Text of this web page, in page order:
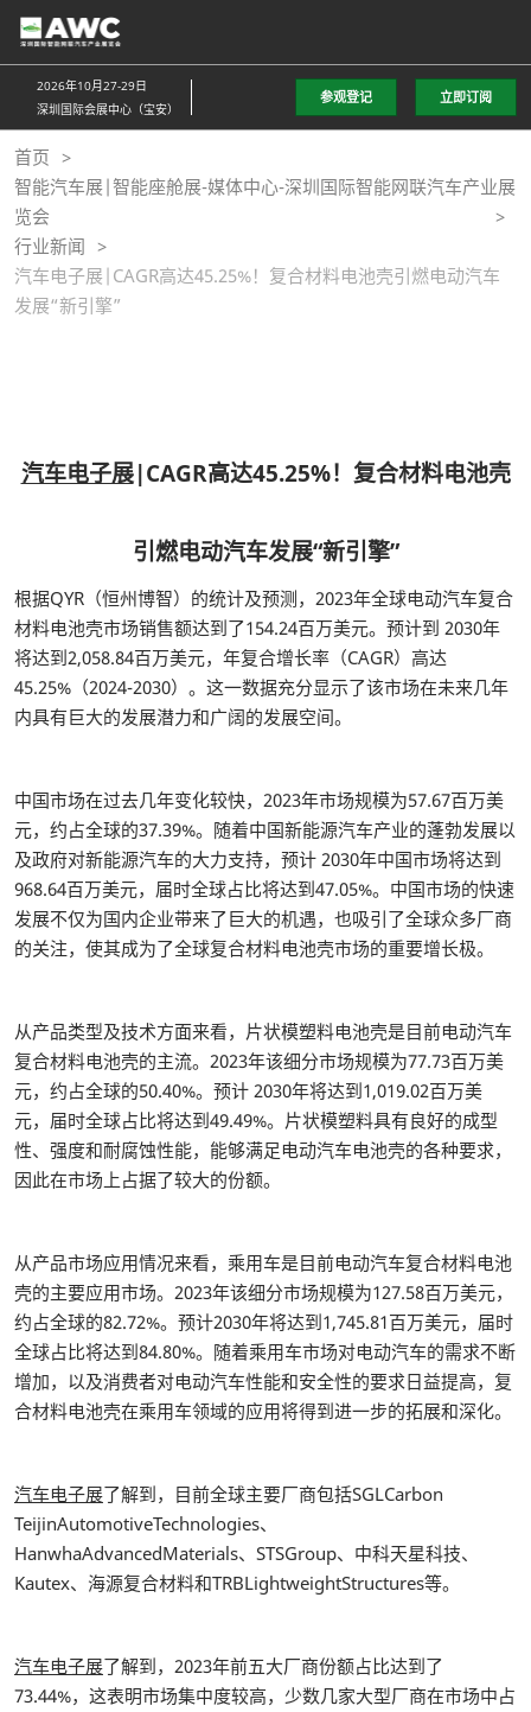
直
接
跳
至
内
容
2026年10月27-29日
深圳国际会展中心（宝安）
参观登记 立即订阅
首页
智能汽车展|智能座舱展-媒体中心-深圳国际智能网联汽车产业展
览会
行业新闻
汽车电子展|CAGR高达45.25%！复合材料电池壳引燃电动汽车
发展“新引擎”
汽车电子展|CAGR高达45.25%！复合材料电池壳
引燃电动汽车发展“新引擎”
根据QYR（恒州博智）的统计及预测，2023年全球电动汽车复合
材料电池壳市场销售额达到了154.24百万美元。预计到 2030年
将达到2,058.84百万美元，年复合增长率（CAGR）高达
45.25%（2024-2030）。这一数据充分显示了该市场在未来几年
内具有巨大的发展潜力和广阔的发展空间。
中国市场在过去几年变化较快，2023年市场规模为57.67百万美
元，约占全球的37.39%。随着中国新能源汽车产业的蓬勃发展以
及政府对新能源汽车的大力支持，预计 2030年中国市场将达到
968.64百万美元，届时全球占比将达到47.05%。中国市场的快速
发展不仅为国内企业带来了巨大的机遇，也吸引了全球众多厂商
的关注，使其成为了全球复合材料电池壳市场的重要增长极。
从产品类型及技术方面来看，片状模塑料电池壳是目前电动汽车
复合材料电池壳的主流。2023年该细分市场规模为77.73百万美
元，约占全球的50.40%。预计 2030年将达到1,019.02百万美
元，届时全球占比将达到49.49%。片状模塑料具有良好的成型
性、强度和耐腐蚀性能，能够满足电动汽车电池壳的各种要求，
因此在市场上占据了较大的份额。
从产品市场应用情况来看，乘用车是目前电动汽车复合材料电池
壳的主要应用市场。2023年该细分市场规模为127.58百万美元，
约占全球的82.72%。预计2030年将达到1,745.81百万美元，届时
全球占比将达到84.80%。随着乘用车市场对电动汽车的需求不断
增加，以及消费者对电动汽车性能和安全性的要求日益提高，复
合材料电池壳在乘用车领域的应用将得到进一步的拓展和深化。
汽车电子展了解到，目前全球主要厂商包括SGLCarbon
TeijinAutomotiveTechnologies、
HanwhaAdvancedMaterials、STSGroup、中科天星科技、
Kautex、海源复合材料和TRBLightweightStructures等。
汽车电子展了解到，2023年前五大厂商份额占比达到了
73.44%，这表明市场集中度较高，少数几家大型厂商在市场中占